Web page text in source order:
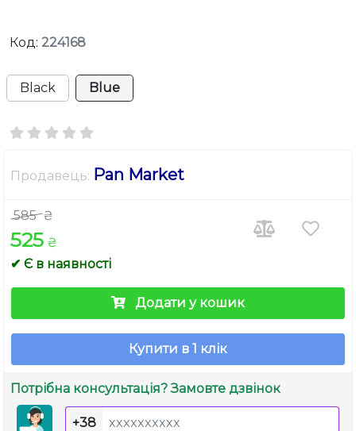
Код: 224168
Black Blue
Продавець: Pan Market
585 ₴
525 ₴
✔ Є в наявності
Додати у кошик
Купити в 1 клік
Потрібна консультація? Замовте дзвінок
+38